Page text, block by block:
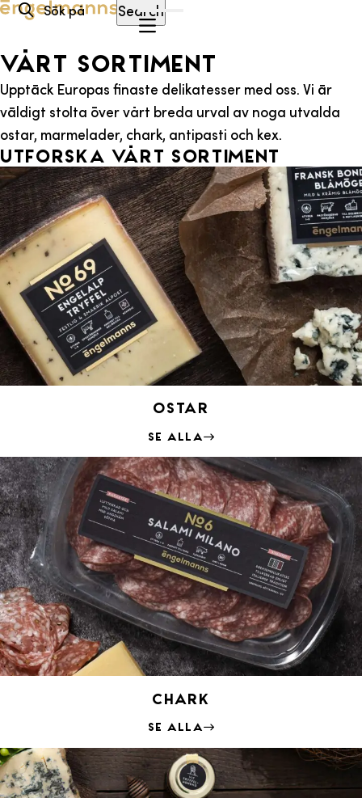
Hoppa till innehållSearch
Vårt sortiment
Upptäck Europas finaste delikatesser med oss. Vi är
väldigt stolta över vårt breda urval av noga utvalda
ostar, marmelader, chark, antipasti och kex.
Utforska vårt sortiment
Ostar
Se alla
Chark
Se alla